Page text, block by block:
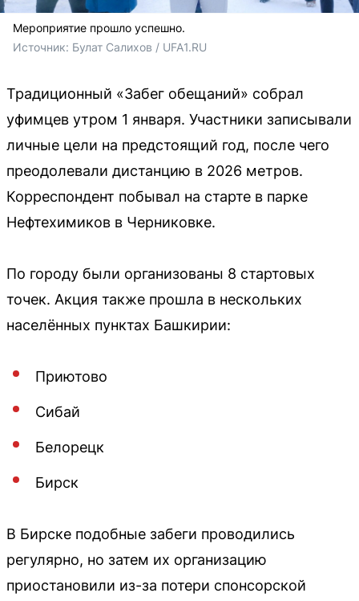
Мероприятие прошло успешно.
Источник: Булат Салихов / UFA1.RU
Традиционный «Забег обещаний» собрал
уфимцев утром 1 января. Участники записывали
личные цели на предстоящий год, после чего
преодолевали дистанцию в 2026 метров.
Корреспондент побывал на старте в парке
Нефтехимиков в Черниковке.
По городу были организованы 8 стартовых
точек. Акция также прошла в нескольких
населённых пунктах Башкирии:
Приютово
Сибай
Белорецк
Бирск
В Бирске подобные забеги проводились
регулярно, но затем их организацию
приостановили из-за потери спонсорской